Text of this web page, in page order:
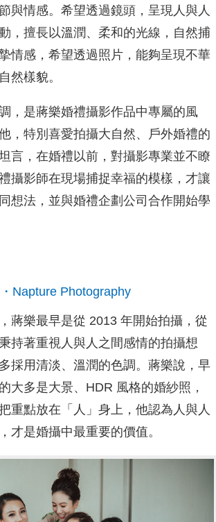
與情感。希望透過鏡頭，呈現人與人
，擅長以溫潤、柔和的光線，自然捕
情感，希望透過照片，能夠呈現不華
然樣貌。
，是蔣樂婚禮攝影作品中專屬的風
，特別喜愛拍攝大自然、戶外婚禮的
言，在婚禮以前，對攝影專業並不瞭
攝影師在現場捕捉幸福的模樣，才讓
想法，並與婚禮企劃公司合作開始學
Napture Photography
蔣樂最早是從 2013 年開始拍攝，從
持著重視人與人之間感情的拍攝想
採用清淡、溫潤的色調。蔣樂說，早
大多是大景、HDR 風格的婚紗照，
重點放在「人」身上，他認為人與人
才是婚攝中最重要的價值。